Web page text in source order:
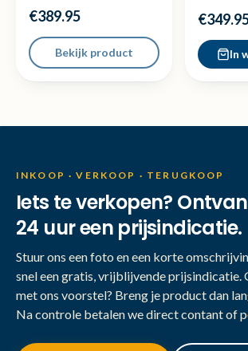
€389.95
Bekijk product In
INKOOP · VERKOOP · TERUGKOOP
Iets te verkopen?
24 uur een prijsindicatie.
Stuur ons een foto en een korte
snel een gratis, vrijblijvende prijsindicatie.
met ons voorstel? Breng je product dan
Na controle betalen we direct contant of